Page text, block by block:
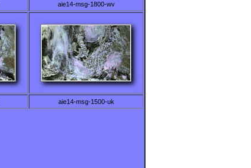
aie14-msg-1800-wv
aie14-msg-1500-uk